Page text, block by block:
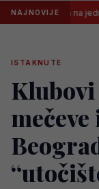
NAJNOVIJE
na jednu stvar
ISTAKNUTE
Klubovi